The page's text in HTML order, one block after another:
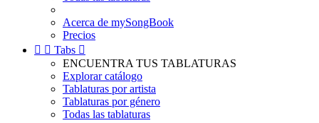
Acerca de mySongBook
Precios
  Tabs 
ENCUENTRA TUS TABLATURAS
Explorar catálogo
Tablaturas por artista
Tablaturas por género
Todas las tablaturas